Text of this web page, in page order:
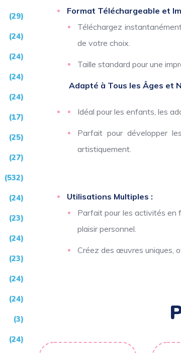
Format Téléchargeable et
Téléchargez
de votre choix.
Taille standard pour une
Adapté à Tous les Âges et
Idéal pour les enfants, les
Parfait pour développer
artistiquement.
Utilisations Multiples :
Parfait pour les activités en
plaisir personnel.
Créez des œuvres uniques,
(29)
(24)
(24)
(24)
(24)
(17)
(25)
(27)
(532)
(24)
(23)
(24)
(23)
(24)
(24)
(3)
(24)